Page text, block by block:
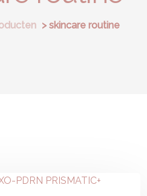
> skincare routine